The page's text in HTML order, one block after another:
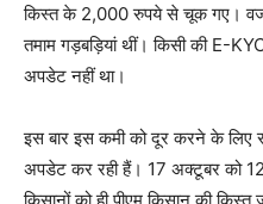
किस्त के 2,000 रुपये से चूक गए। वजह
तमाम गड़बड़ियां थीं। किसी की E-
अपडेट नहीं था।
इस बार इस कमी को दूर करने के लिए
अपडेट कर रही हैं। 17 अक्टूबर को
किसानों को ही पीएम किसान की